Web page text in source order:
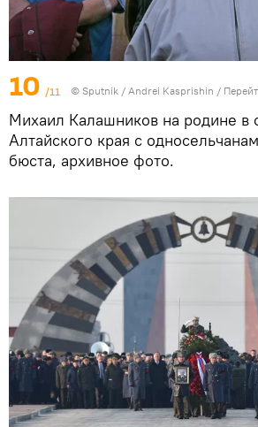
10 /11 © Sputnik / Andrei Kasprishin /
Михаил Калашников на родине в
Алтайского края с
бюста, архивное фото.